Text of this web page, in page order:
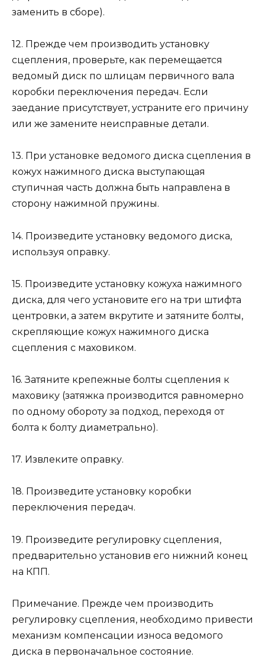
заменить в сборе).
12. Прежде чем производить установку
сцепления, проверьте, как перемещается
ведомый диск по шлицам первичного вала
коробки переключения передач. Если
заедание присутствует, устраните его причину
или же замените неисправные детали.
13. При установке ведомого диска сцепления в
кожух нажимного диска выступающая
ступичная часть должна быть направлена в
сторону нажимной пружины.
14. Произведите установку ведомого диска,
используя оправку.
15. Произведите установку кожуха нажимного
диска, для чего установите его на три штифта
центровки, а затем вкрутите и затяните болты,
скрепляющие кожух нажимного диска
сцепления с маховиком.
16. Затяните крепежные болты сцепления к
маховику (затяжка производится равномерно
по одному обороту за подход, переходя от
болта к болту диаметрально).
17. Извлеките оправку.
18. Произведите установку коробки
переключения передач.
19. Произведите регулировку сцепления,
предварительно установив его нижний конец
на КПП.
Примечание. Прежде чем производить
регулировку сцепления, необходимо привести
механизм компенсации износа ведомого
диска в первоначальное состояние.